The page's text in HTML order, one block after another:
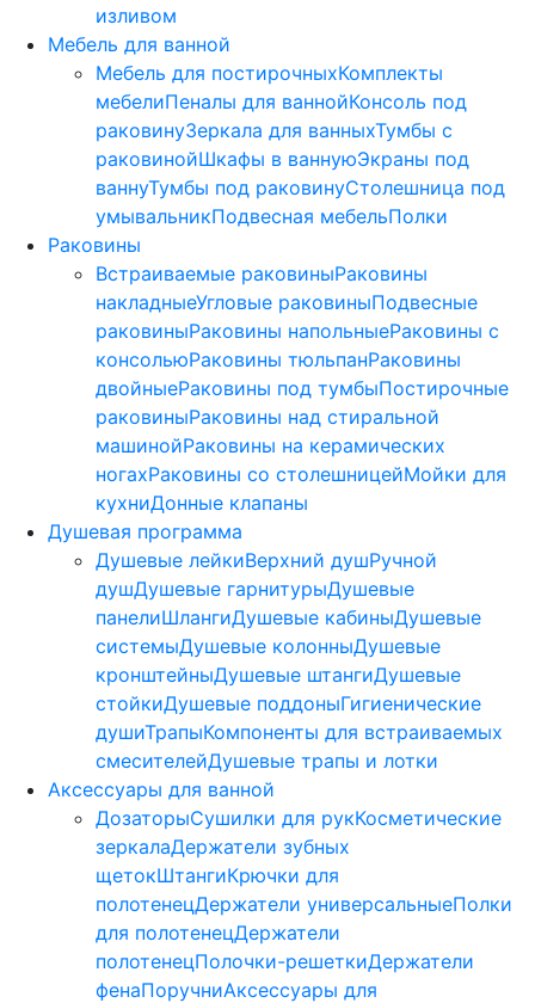
изливом
Мебель для ванной
Мебель для постирочныхКомплекты
мебелиПеналы для ваннойКонсоль под
раковинуЗеркала для ванныхТумбы с
раковинойШкафы в ваннуюЭкраны под
ваннуТумбы под раковинуСтолешница под
умывальникПодвесная мебельПолки
Раковины
Встраиваемые раковиныРаковины
накладныеУгловые раковиныПодвесные
раковиныРаковины напольныеРаковины с
консольюРаковины тюльпанРаковины
двойныеРаковины под тумбыПостирочные
раковиныРаковины над стиральной
машинойРаковины на керамических
ногахРаковины со столешницейМойки для
кухниДонные клапаны
Душевая программа
Душевые лейкиВерхний душРучной
душДушевые гарнитурыДушевые
панелиШлангиДушевые кабиныДушевые
системыДушевые колонныДушевые
кронштейныДушевые штангиДушевые
стойкиДушевые поддоныГигиенические
душиТрапыКомпоненты для встраиваемых
смесителейДушевые трапы и лотки
Аксессуары для ванной
ДозаторыСушилки для рукКосметические
зеркалаДержатели зубных
щетокШтангиКрючки для
полотенецДержатели универсальныеПолки
для полотенецДержатели
полотенецПолочки-решеткиДержатели
фенаПоручниАксессуары для